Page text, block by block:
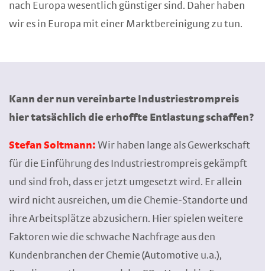
nach Europa wesentlich günstiger sind. Daher haben
wir es in Europa mit einer Marktbereinigung zu tun.
Kann der nun vereinbarte Industriestrompreis
hier tatsächlich die erhoffte Entlastung schaffen?
Stefan Soltmann: Wir haben lange als Gewerkschaft
für die Einführung des Industriestrompreis gekämpft
und sind froh, dass er jetzt umgesetzt wird. Er allein
wird nicht ausreichen, um die Chemie-Standorte und
ihre Arbeitsplätze abzusichern. Hier spielen weitere
Faktoren wie die schwache Nachfrage aus den
Kundenbranchen der Chemie (Automotive u.a.),